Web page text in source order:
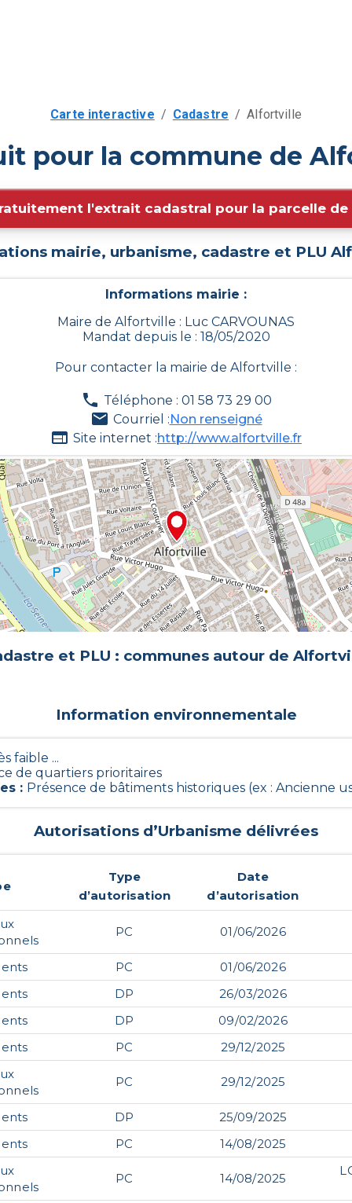
Carte interactive / Cadastre / Alfortville
pour la commune de
l'extrait cadastral pour la parcelle de
mairie, urbanisme, cadastre et PLU
Informations mairie :
Maire de Alfortville : Luc CARVOUNAS
Mandat depuis le : 18/05/2020
Pour contacter la mairie de Alfortville :
Téléphone : 01 58 73 29 00
Courriel :Non renseigné
Site internet :http://www.alfortville.fr
et PLU : communes autour de
Information environnementale
faible ...
de quartiers prioritaires
: Présence de bâtiments historiques (ex : Ancienne
Autorisations d’Urbanisme délivrées
Type
d’autorisation
Date
d’autorisation
PC 01/06/2026
PC
01/06/2026
DP
26/03/2026
DP
09/02/2026
PC
29/12/2025
PC 29/12/2025
DP
25/09/2025
PC
14/08/2025
PC 14/08/2025